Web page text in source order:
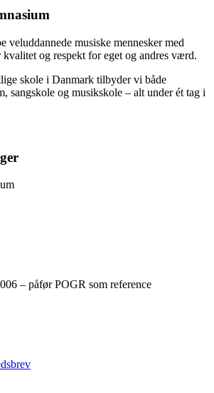
veluddannede musiske mennesker med
og respekt for eget og andres værd.
skole i Danmark tilbyder vi både
sangskole og musikskole – alt under ét tag i
– påfør POGR som reference